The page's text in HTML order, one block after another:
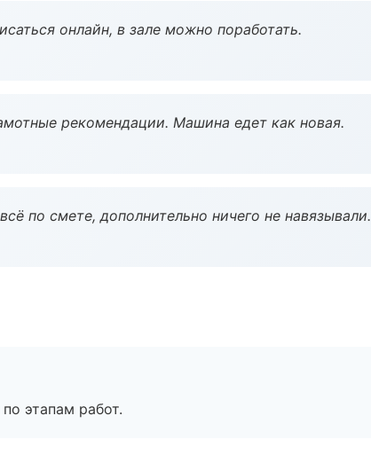
онлайн, в зале можно поработать.
рекомендации. Машина едет как новая.
по смете, дополнительно ничего не навязывали.
этапам работ.